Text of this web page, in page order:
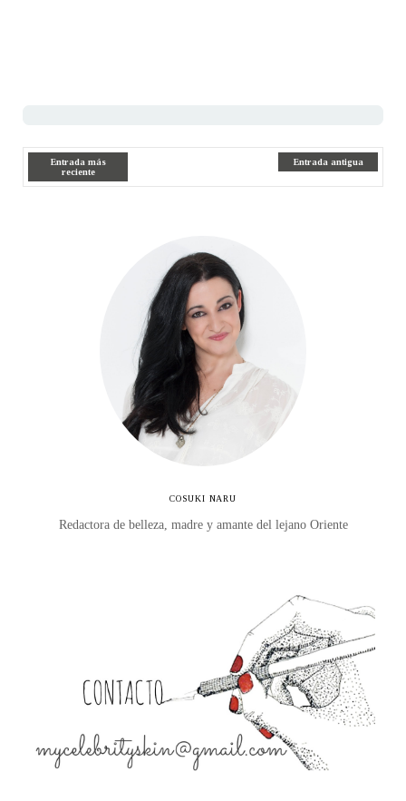
Entrada más
reciente
Entrada antigua
COSUKI NARU
Redactora de belleza, madre y amante del lejano Oriente